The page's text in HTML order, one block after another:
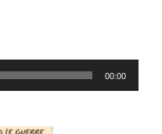
00:00